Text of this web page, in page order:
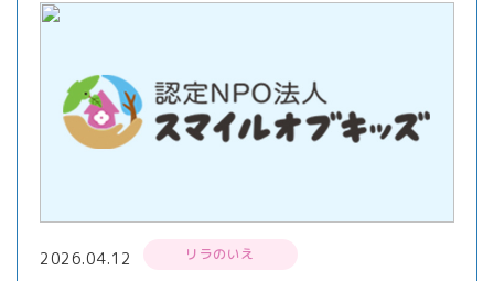
2026.04.12 リラのいえ